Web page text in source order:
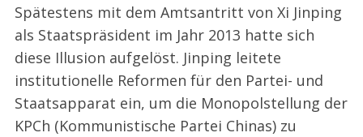
Spätestens mit dem Amtsantritt von Xi Jinping
als Staatspräsident im Jahr 2013 hatte sich
diese Illusion aufgelöst. Jinping leitete
institutionelle Reformen für den Partei- und
Staatsapparat ein, um die Monopolstellung der
KPCh (Kommunistische Partei Chinas) zu